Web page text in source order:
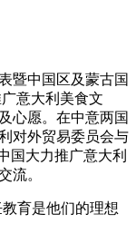
暨中国区及蒙古国
意大利美食文
心愿。在中意两国
对外贸易委员会与
国大力推广意大利
流。
育是他们的理想